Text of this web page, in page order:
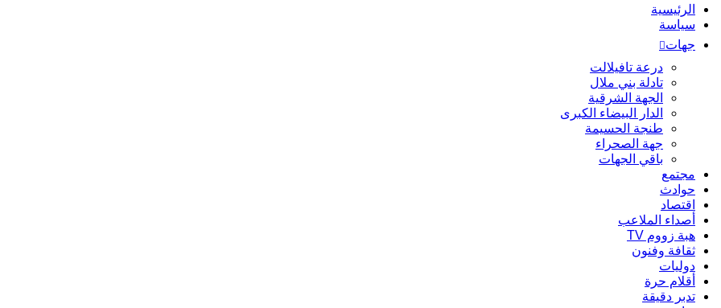
الرئيسية
سياسة
جهات
درعة تافيلالت
تادلة بني ملال
الجهة الشرقية
الدار البيضاء الكبرى
طنجة الحسيمة
جهة الصحراء
باقي الجهات
مجتمع
حوادث
اقتصاد
أصداء الملاعب
هبة زووم TV
ثقافة وفنون
دوليات
أقلام حرة
تدبر دقيقة